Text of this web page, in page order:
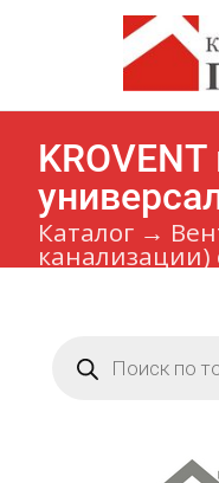
Каталог →
товаров